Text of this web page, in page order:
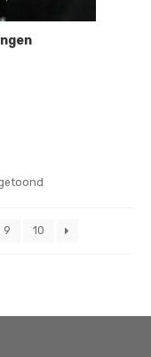
Gesorteerd
9 10